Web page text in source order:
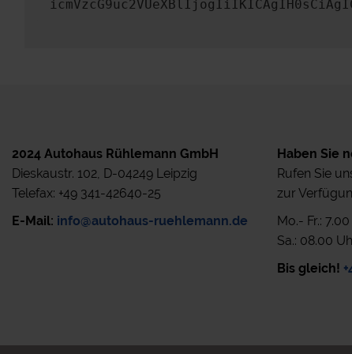
2024 Autohaus Rühlemann GmbH
Dieskaustr. 102, D-04249 Leipzig
Telefax: +49 341-42640-25
E-Mail: info@autohaus-ruehlemann.de
Haben Sie
Rufen Sie
zur
Mo.- Fr.:
Sa.: 08.00
Bis gleich!